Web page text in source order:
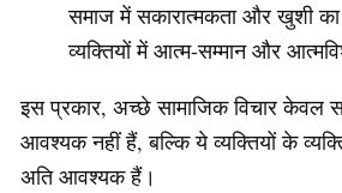
समाज में सकारात्मकता और खुशी
व्यक्तियों में आत्म-सम्मान और
इस प्रकार, अच्छे सामाजिक विचार केवल
आवश्यक नहीं हैं, बल्कि ये व्यक्तियों के
अति आवश्यक हैं।